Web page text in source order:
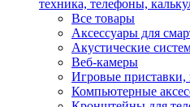
техника, телефоны,
Все товары
Аксессуары для
Акустические
Веб-камеры
Игровые приставки,
Компьютерные